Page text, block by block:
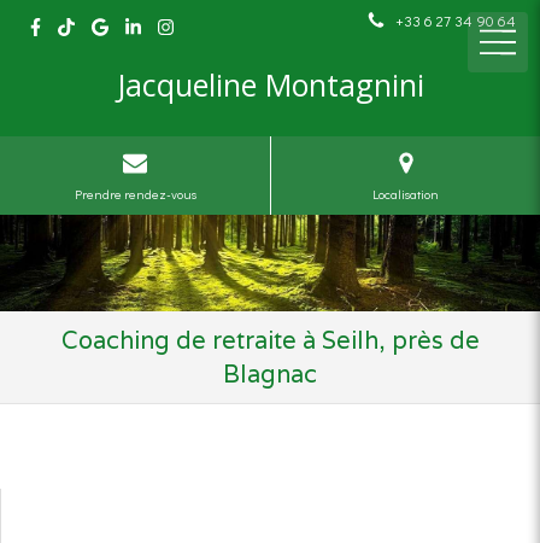
+33 6 27 34 90 64
Jacqueline Montagnini
Prendre rendez-vous Localisation
Coaching de retraite à Seilh, près de
Blagnac